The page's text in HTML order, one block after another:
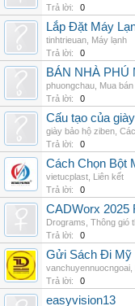
Trả lời:
0
Lắp Đặt Máy
tinhtrieuan Máy lạnh
Trả lời:
0
BÁN NHÀ PHÚ
phuongchau Mua
Trả lời:
0
Cấu tạo của
giày bảo hộ ziben
Trả lời:
0
Cách Chọn Bột
vietucplast Liên kết
Trả lời:
0
CADWorx 2025
Drograms Thông gió
Trả lời:
0
Gửi Sách Đi Mỹ
vanchuyennuocngoai
Trả lời:
0
easyvision13